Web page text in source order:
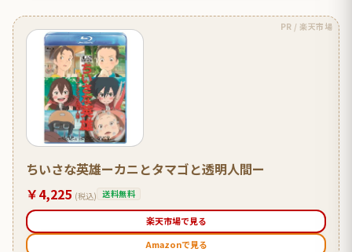
PR / 楽天市場
ちいさな英雄ーカニとタマゴと透明人間ー
￥4,225 (税込) 送料無料
楽天市場で見る
Amazonで見る